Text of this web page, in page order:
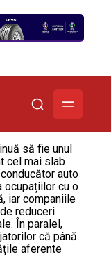
să fie unul
cel mai slab
auto
ocupațiilor cu o
iar companiile
reduceri
În paralel,
că până
aferente